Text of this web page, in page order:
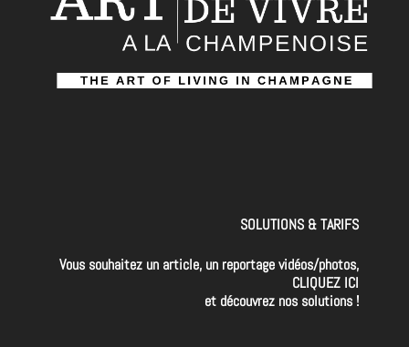
SOLUTIONS & TARIFS
Vous souhaitez un article, un reportage vidéos/photos,
CLIQUEZ ICI
et découvrez nos solutions !